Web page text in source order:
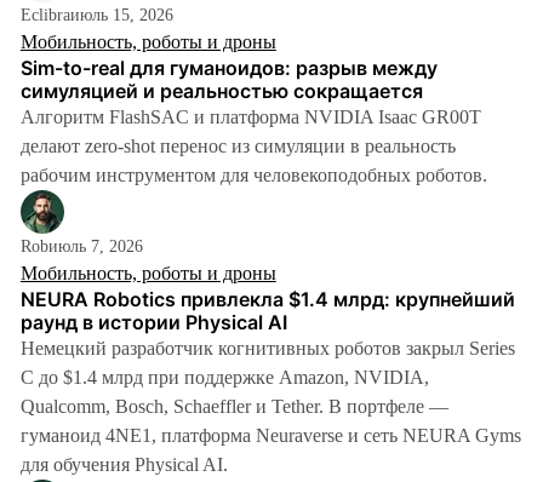
Eclibraиюль 15, 2026
Мобильность, роботы и дроны
Sim-to-real для гуманоидов: разрыв между
симуляцией и реальностью сокращается
Алгоритм FlashSAC и платформа NVIDIA Isaac GR00T
делают zero-shot перенос из симуляции в реальность
рабочим инструментом для человекоподобных роботов.
Robиюль 7, 2026
Мобильность, роботы и дроны
NEURA Robotics привлекла $1.4 млрд: крупнейший
раунд в истории Physical AI
Немецкий разработчик когнитивных роботов закрыл Series
C до $1.4 млрд при поддержке Amazon, NVIDIA,
Qualcomm, Bosch, Schaeffler и Tether. В портфеле —
гуманоид 4NE1, платформа Neuraverse и сеть NEURA Gyms
для обучения Physical AI.